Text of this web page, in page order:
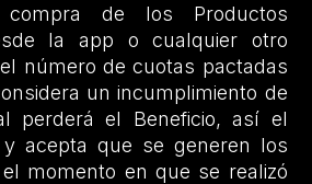
de los Productos
la app o cualquier otro
número de cuotas pactadas
un incumplimiento de
perderá el Beneficio, así el
y acepta que se generen los
momento en que se realizó